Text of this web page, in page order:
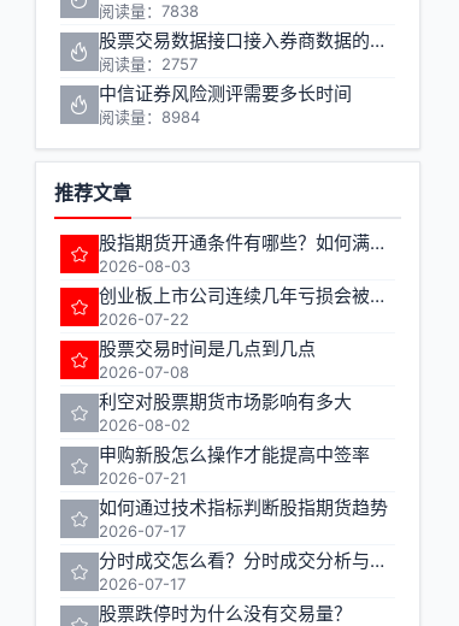
阅读量：7838
股票交易数据接口接入券商数据的方法有哪些
阅读量：2757
中信证券风险测评需要多长时间
阅读量：8984
推荐文章
股指期货开通条件有哪些？如何满足期货交易准入要求？
2026-08-03
创业板上市公司连续几年亏损会被实施退市风险警示
2026-07-22
股票交易时间是几点到几点
2026-07-08
利空对股票期货市场影响有多大
2026-08-02
申购新股怎么操作才能提高中签率
2026-07-21
如何通过技术指标判断股指期货趋势
2026-07-17
分时成交怎么看？分时成交分析与实战技巧
2026-07-17
股票跌停时为什么没有交易量？